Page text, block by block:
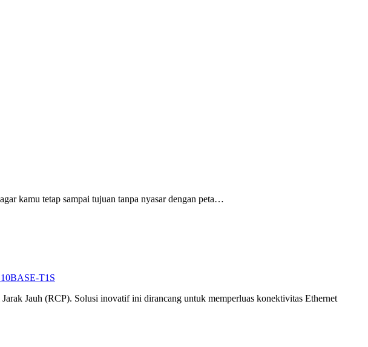
kamu tetap sampai tujuan tanpa nyasar dengan peta…
T1S
Jauh (RCP). Solusi inovatif ini dirancang untuk memperluas konektivitas Ethernet